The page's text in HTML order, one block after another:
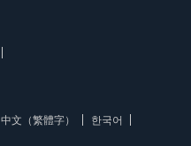
中文（繁體字）
한국어